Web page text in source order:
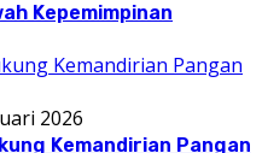
Kepemimpinan
2026
Kemandirian Pangan